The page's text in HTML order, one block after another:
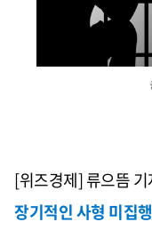
[위즈경제] 류으뜸 기
장기적인 사형 미집